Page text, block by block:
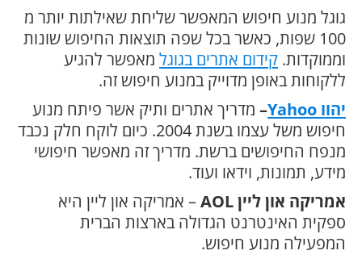
גוגל מנוע חיפוש המאפשר שליחת שאילתות יותר מ
100 שפות, כאשר בכל שפה תוצאות החיפוש שונות
וממוקדות. קידום אתרים בגוגל מאפשר להגיע
ללקוחות באופן מדוייק במנוע חיפוש זה.
יהוו Yahoo
– מדריך אתרים ותיק אשר פיתח מנוע
חיפוש משל עצמו בשנת 2004. כיום לוקח חלק נכבד
מנפח החיפושים ברשת. מדריך זה מאפשר חיפושי
מידע, תמונות, וידאו ועוד.
אמריקה און ליין AOL
– אמריקה און ליין היא
ספקית האינטרנט הגדולה בארצות הברית
המפעילה מנוע חיפוש.